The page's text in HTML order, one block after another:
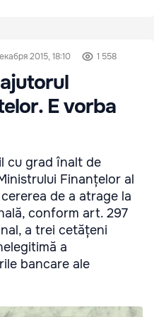
2015, 18:10 1 558
E vorba
cu grad înalt de
Finanțelor al
de a atrage la
conform art. 297
a trei cetățeni
a
bancare ale